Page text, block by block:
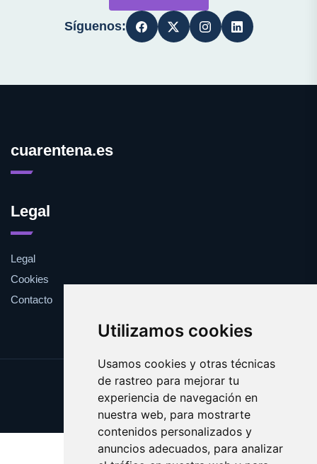
Utilizamos cookies
Usamos cookies y otras técnicas
de rastreo para mejorar tu
experiencia de navegación en
nuestra web, para mostrarte
contenidos personalizados y
anuncios adecuados, para analizar
Síguenos:
cuarentena.es
Legal
Legal
Cookies
Contacto
Update cookies preferences
Copyright © 2025 cuarentena.es